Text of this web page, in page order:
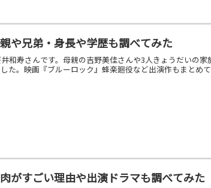
や兄弟・身長や学歴も調べてみた
和寿さんです。母親の吉野美佳さんや3人きょうだいの
。映画『ブルーロック』蜂楽廻役など出演作もまとめて
がすごい理由や出演ドラマも調べてみた